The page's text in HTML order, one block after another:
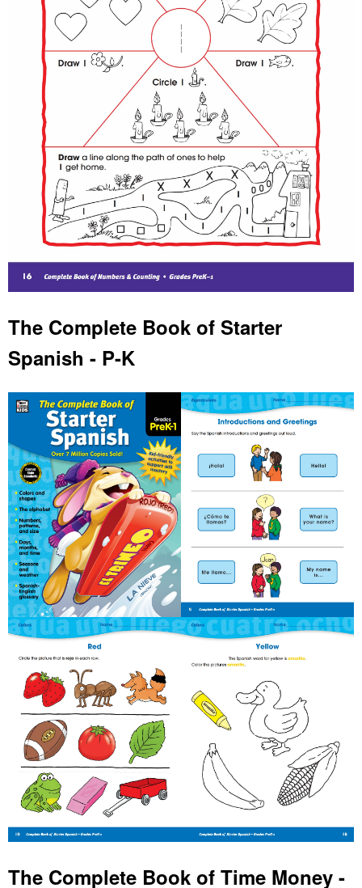
The Complete Book of Starter
Spanish - P-K
The Complete Book of Time Money -